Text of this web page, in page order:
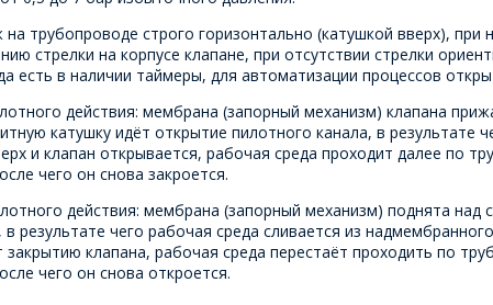
трубопроводе строго горизонтально (катушкой вверх),
стрелки на корпусе клапане, при отсутствии стрелки
есть в наличии таймеры, для автоматизации процессов
действия: мембрана (запорный механизм) клапана
катушку идёт открытие пилотного канала, в результате
и клапан открывается, рабочая среда проходит далее по
чего он снова закроется.
действия: мембрана (запорный механизм) поднята
результате чего рабочая среда сливается из
клапана, рабочая среда перестаёт проходить по
чего он снова откроется.